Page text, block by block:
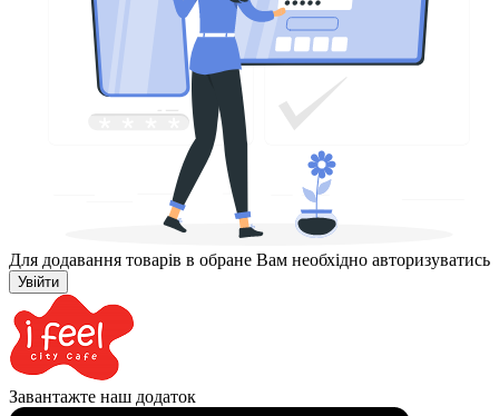
Для додавання товарів в обране Вам необхідно авторизуватись
Увійти
Завантажте наш додаток